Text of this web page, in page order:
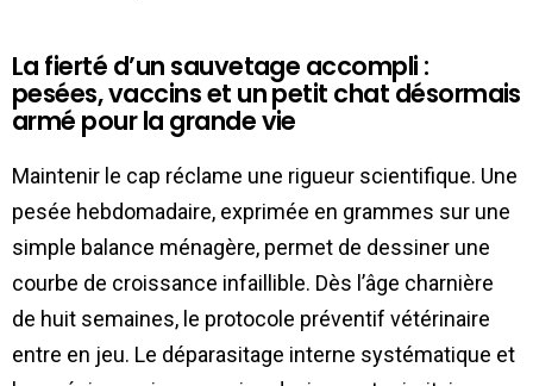
La fierté d’un sauvetage accompli :
pesées, vaccins et un petit chat désormais
armé pour la grande vie
Maintenir le cap réclame une rigueur scientifique. Une
pesée hebdomadaire, exprimée en grammes sur une
simple balance ménagère, permet de dessiner une
courbe de croissance infaillible. Dès l’âge charnière
de huit semaines, le protocole préventif vétérinaire
entre en jeu. Le déparasitage interne systématique et